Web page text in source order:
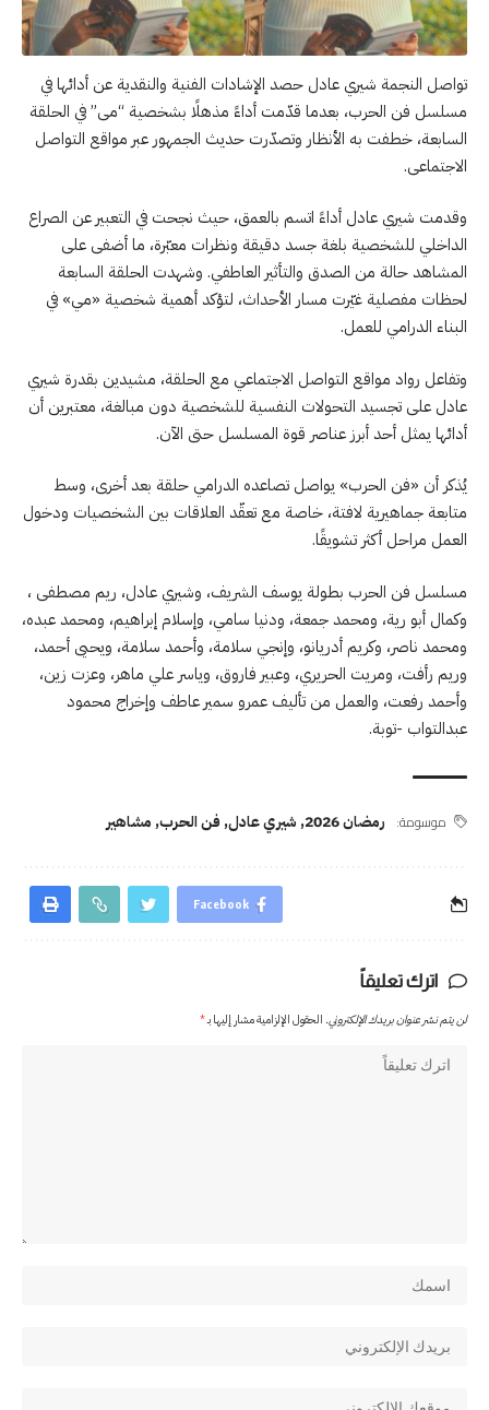
تواصل النجمة شيري عادل حصد الإشادات الفنية والنقدية عن أدائها في
مسلسل فن الحرب، بعدما قدّمت أداءً مذهلًا بشخصية “مى” في الحلقة
السابعة، خطفت به الأنظار وتصدّرت حديث الجمهور عبر مواقع التواصل
الاجتماعى.
وقدمت شيري عادل أداءً اتسم بالعمق، حيث نجحت في التعبير عن الصراع
الداخلي للشخصية بلغة جسد دقيقة ونظرات معبّرة، ما أضفى على
المشاهد حالة من الصدق والتأثير العاطفي. وشهدت الحلقة السابعة
لحظات مفصلية غيّرت مسار الأحداث، لتؤكد أهمية شخصية «مي» في
البناء الدرامي للعمل.
وتفاعل رواد مواقع التواصل الاجتماعي مع الحلقة، مشيدين بقدرة شيري
عادل على تجسيد التحولات النفسية للشخصية دون مبالغة، معتبرين أن
أدائها يمثل أحد أبرز عناصر قوة المسلسل حتى الآن.
يُذكر أن «فن الحرب» يواصل تصاعده الدرامي حلقة بعد أخرى، وسط
متابعة جماهيرية لافتة، خاصة مع تعقّد العلاقات بين الشخصيات ودخول
العمل مراحل أكثر تشويقًا.
مسلسل فن الحرب بطولة يوسف الشريف، وشيري عادل، ريم مصطفى ،
وكمال أبو رية، ومحمد جمعة، ودنيا سامي، وإسلام إبراهيم، ومحمد عبده،
ومحمد ناصر، وكريم أدريانو، وإنجي سلامة، وأحمد سلامة، ويحيى أحمد،
وريم رأفت، ومريت الحريري، وعبير فاروق، وياسر علي ماهر، وعزت زين،
وأحمد رفعت، والعمل من تأليف عمرو سمير عاطف وإخراج محمود
عبدالتواب -توبة.
موسومة: رمضان 2026 , شيري عادل, فن الحرب, مشاهير
Facebook
اترك تعليقاً
لن يتم نشر عنوان بريدك الإلكتروني. الحقول الإلزامية مشار إليها بـ*